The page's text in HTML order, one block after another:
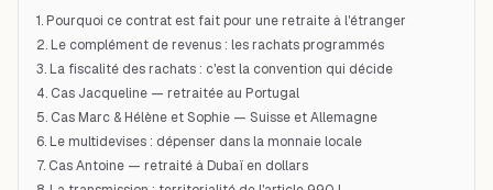
1. Pourquoi ce contrat est fait pour une retraite à l'étranger
2. Le complément de revenus : les rachats programmés
3. La fiscalité des rachats : c'est la convention qui décide
4. Cas Jacqueline — retraitée au Portugal
5. Cas Marc & Hélène et Sophie — Suisse et Allemagne
6. Le multidevises : dépenser dans la monnaie locale
7. Cas Antoine — retraité à Dubaï en dollars